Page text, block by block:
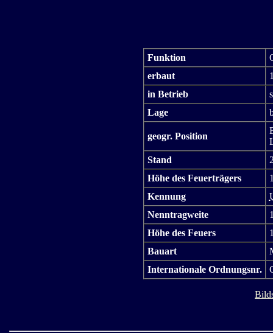
Funktion
erbaut
in Betrieb
Lage
geogr. Position
Stand
Höhe des Feuerträgers
Kennung
Nenntragweite
Höhe des Feuers
Bauart
Internationale Ordnungsnr.